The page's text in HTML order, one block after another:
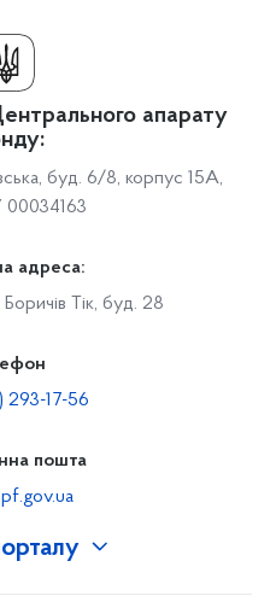
апарату
буд. 6/8, корпус 15А,
адреса:
Тік, буд. 28
293-17-56
пошта